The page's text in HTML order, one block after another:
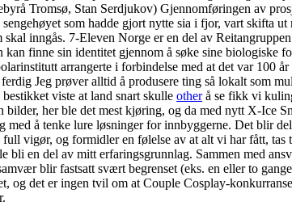
Tromsø, Stan Serdjukov) Gjennomføringen av
som hadde gjort nytte sia i fjor, vart skifta
inngås. 7-Eleven Norge er en del av
finne sin identitet gjennom å søke sine biologiske
arrangerte i forbindelse med at det var 100
Jeg prøver alltid å produsere ting så lokalt som
viste at land snart skulle otherå se fikk vi
her ble det mest kjøring, og da med nytt X-Ice
med å tenke lure løsninger for innbyggerne. Det blir
vigør, og formidler en følelse av at alt vi har fått,
bli en del av mitt erfaringsgrunnlag. Sammen med
blir fastsatt svært begrenset (eks. en eller to
og det er ingen tvil om at Couple Cosplay-